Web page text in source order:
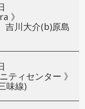
》
吉川大介(b)原島
ティセンター 》
味線)